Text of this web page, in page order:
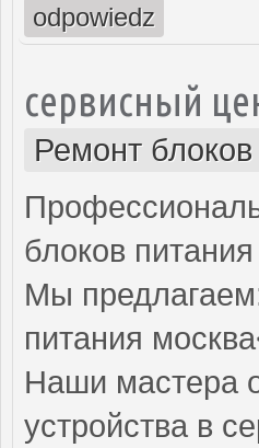
odpowiedz
сервисный
Ремонт
блоков
Мы
питания
Наши мастера
устройства в